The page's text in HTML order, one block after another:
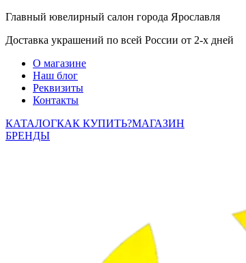
Главный ювелирный салон города Ярославля
Доставка украшений по всей России от 2-х дней
О магазине
Наш блог
Реквизиты
Контакты
КАТАЛОГКАК КУПИТЬ?МАГАЗИН
БРЕНДЫ